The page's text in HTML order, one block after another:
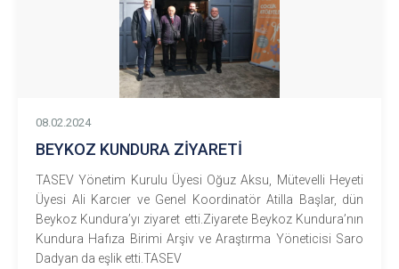
08.02.2024
BEYKOZ KUNDURA ZİYARETİ
TASEV Yönetim Kurulu Üyesi Oğuz Aksu, Mütevelli Heyeti
Üyesi Ali Karcıer ve Genel Koordinatör Atilla Başlar, dün
Beykoz Kundura’yı ziyaret etti.Ziyarete Beykoz Kundura’nın
Kundura Hafıza Birimi Arşiv ve Araştırma Yöneticisi Saro
Dadyan da eşlik etti.TASEV